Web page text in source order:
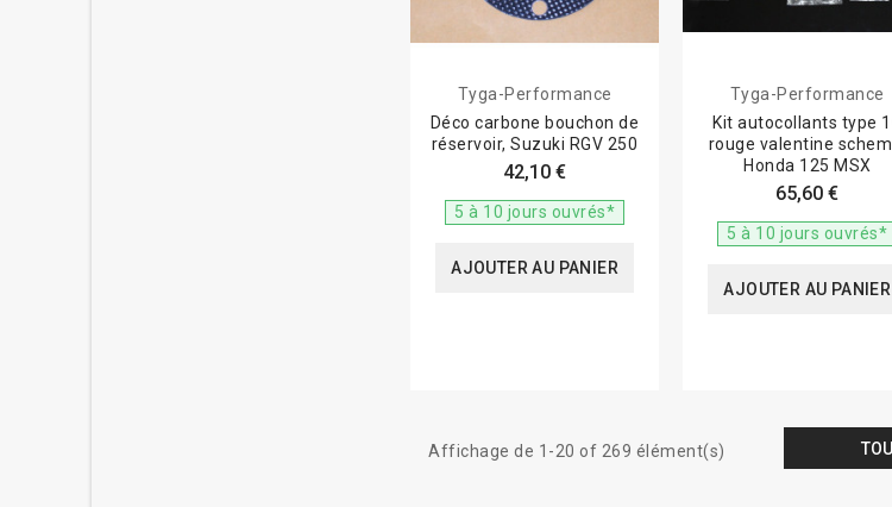
Tyga-Performance
Déco carbone bouchon de
réservoir, Suzuki RGV 250
42,10 €
5 à 10 jours ouvrés*
AJOUTER AU PANIER
Tyga-Performance
Kit autocollants type
rouge valentine
Honda 125 MSX
65,60 €
5 à 10 jours ouvrés*
AJOUTER AU PANIER
Affichage de 1-20 of 269 élément(s)